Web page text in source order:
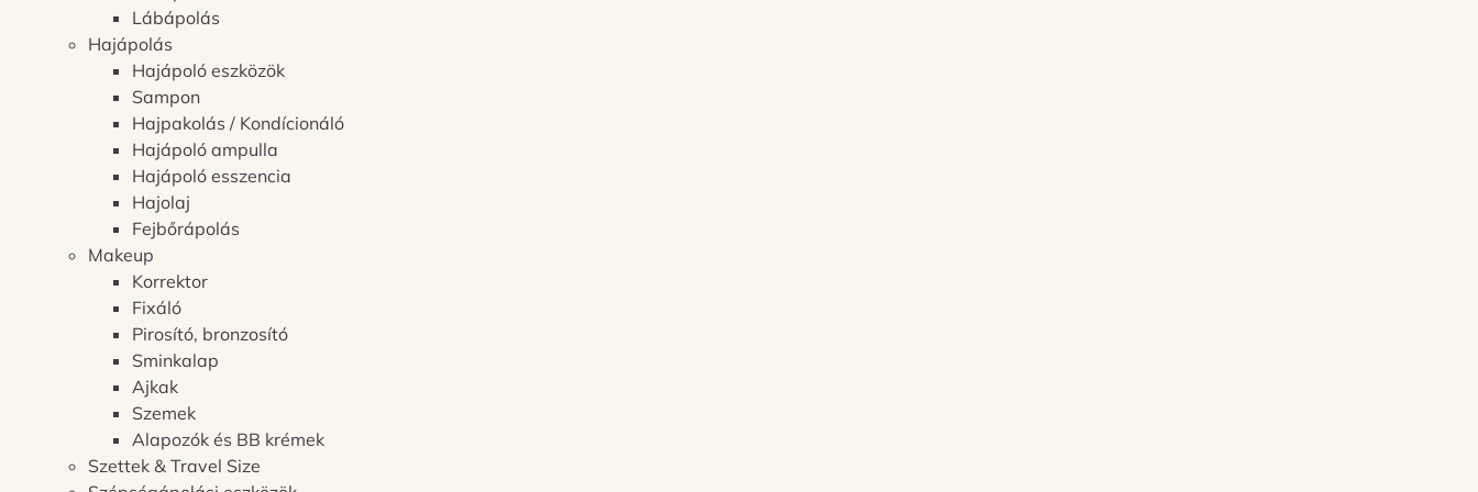
Lábápolás
Hajápolás
Hajápoló eszközök
Sampon
Hajpakolás / Kondícionáló
Hajápoló ampulla
Hajápoló esszencia
Hajolaj
Fejbőrápolás
Makeup
Korrektor
Fixáló
Pirosító, bronzosító
Sminkalap
Ajkak
Szemek
Alapozók és BB krémek
Szettek & Travel Size